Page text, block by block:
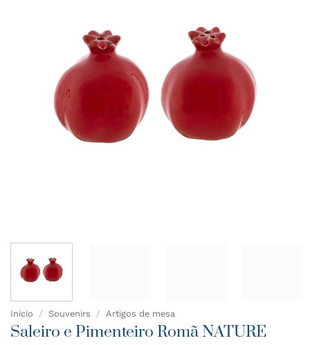
Início / Souvenirs / Artigos de mesa
Saleiro e Pimenteiro Romã NATURE